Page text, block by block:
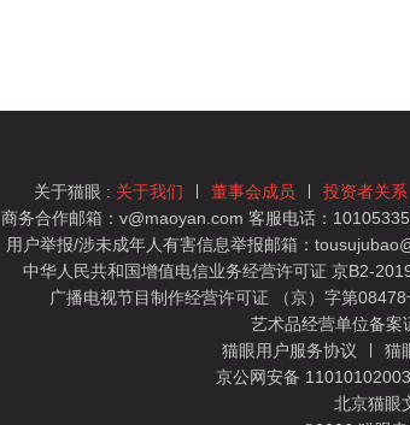
关于猫眼 : 关于我们 董事会成员 投资者关系
商务合作邮箱：v@maoyan.com 客服电话：
用户举报/涉未成年人有害信息举报邮箱：
中华人民共和国增值电信业务经营许可证 京B2-
广播电视节目制作经营许可证 （京）字第08478
艺术品经营单位备
猫眼用户服务协议
猫
京公网安备
北京猫眼